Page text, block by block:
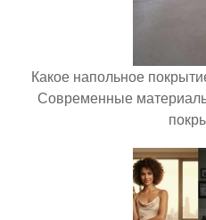
Какое напольное
Современные